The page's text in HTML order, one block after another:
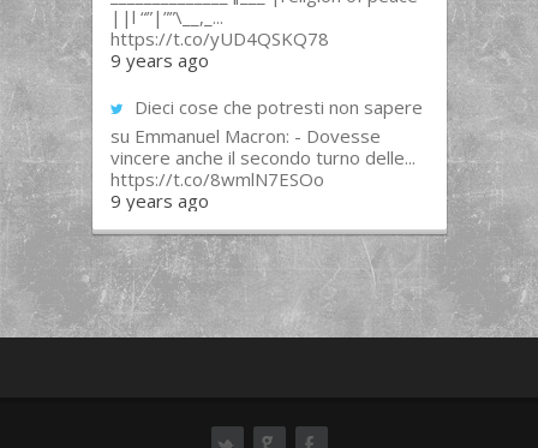
||l “”|””\__,_...
https://t.co/yUD4QSKQ78
9 years ago
Dieci cose che potresti non sapere
su Emmanuel Macron: - Dovesse
vincere anche il secondo turno delle...
https://t.co/8wmlN7ESOo
9 years ago